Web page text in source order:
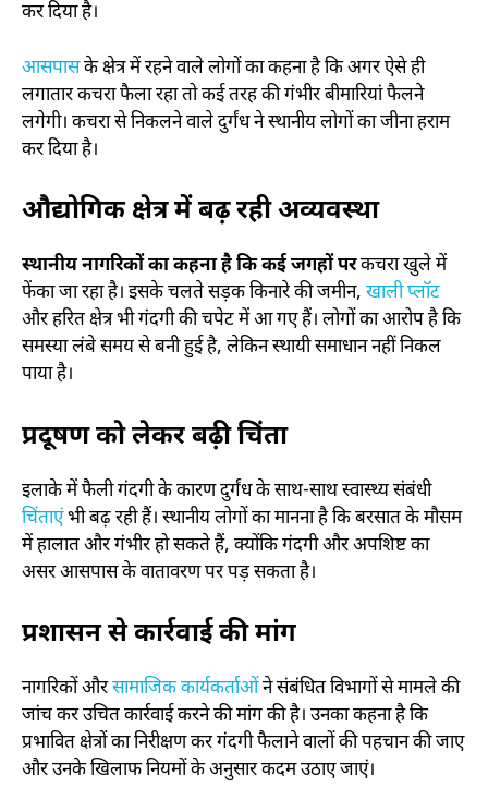
कर दिया है।
आसपासके क्षेत्र में रहने वाले लोगों का कहना है कि अगर ऐसे ही
लगातार कचरा फैला रहा तो कई तरह की गंभीर बीमारियां फैलने
लगेगी। कचरा से निकलने वाले दुर्गंध ने स्थानीय लोगों का जीना हराम
कर दिया है।
औद्योगिक क्षेत्र में बढ़ रही अव्यवस्था
स्थानीय नागरिकों का कहना है कि कई जगहों परकचरा खुले में
फेंका जा रहा है। इसके चलते सड़क किनारे की जमीन, खाली प्लॉट
और हरित क्षेत्र भी गंदगी की चपेट में आ गए हैं। लोगों का आरोप है कि
समस्या लंबे समय से बनी हुई है, लेकिन स्थायी समाधान नहीं निकल
पाया है।
प्रदूषण को लेकर बढ़ी चिंता
इलाके में फैली गंदगी के कारण दुर्गंध के साथ-साथ स्वास्थ्य संबंधी
चिंताएंभी बढ़ रही हैं। स्थानीय लोगों का मानना है कि बरसात के मौसम
में हालात और गंभीर हो सकते हैं, क्योंकि गंदगी और अपशिष्ट का
असर आसपास के वातावरण पर पड़ सकता है।
प्रशासन से कार्रवाई की मांग
नागरिकों औरसामाजिक कार्यकर्ताओंने संबंधित विभागों से मामले की
जांच कर उचित कार्रवाई करने की मांग की है। उनका कहना है कि
प्रभावित क्षेत्रों का निरीक्षण कर गंदगी फैलाने वालों की पहचान की जाए
और उनके खिलाफ नियमों के अनुसार कदम उठाए जाएं।